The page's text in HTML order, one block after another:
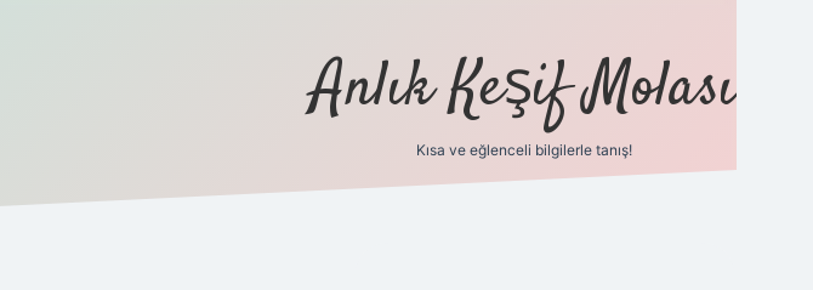
Anlık Keşif Molası
Kısa ve eğlenceli bilgilerle tanış!